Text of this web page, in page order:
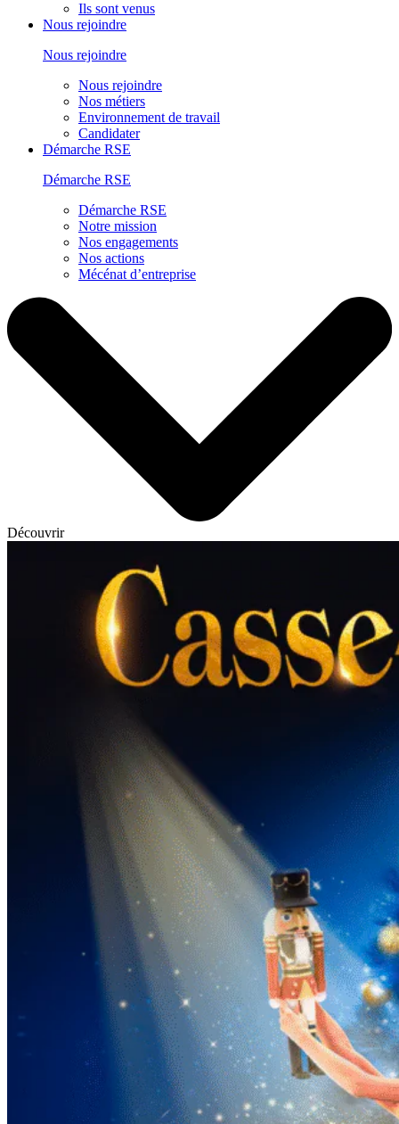
Ils sont venus
Nous rejoindre
Nous rejoindre
Nous rejoindre
Nos métiers
Environnement de travail
Candidater
Démarche RSE
Démarche RSE
Démarche RSE
Notre mission
Nos engagements
Nos actions
Mécénat d’entreprise
Découvrir